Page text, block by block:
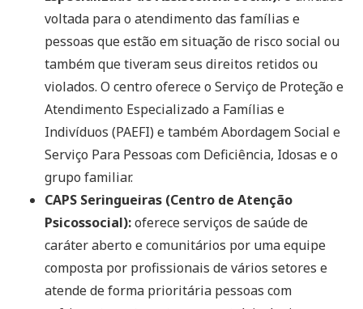
voltada para o atendimento das famílias e
pessoas que estão em situação de risco social ou
também que tiveram seus direitos retidos ou
violados. O centro oferece o Serviço de Proteção e
Atendimento Especializado a Famílias e
Indivíduos (PAEFI) e também Abordagem Social e
Serviço Para Pessoas com Deficiência, Idosas e o
grupo familiar.
CAPS Seringueiras (Centro de Atenção
Psicossocial):oferece serviços de saúde de
caráter aberto e comunitários por uma equipe
composta por profissionais de vários setores e
atende de forma prioritária pessoas com